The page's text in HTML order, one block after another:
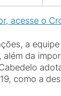
acesse o
a
além da
como a